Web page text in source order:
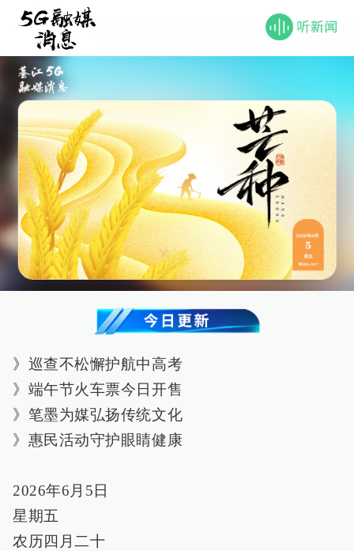
》巡查不松懈护航中高考
》端午节火车票今日开售
》笔墨为媒弘扬传统文化
》惠民活动守护眼睛健康
2026年6月5日
星期五
农历四月二十